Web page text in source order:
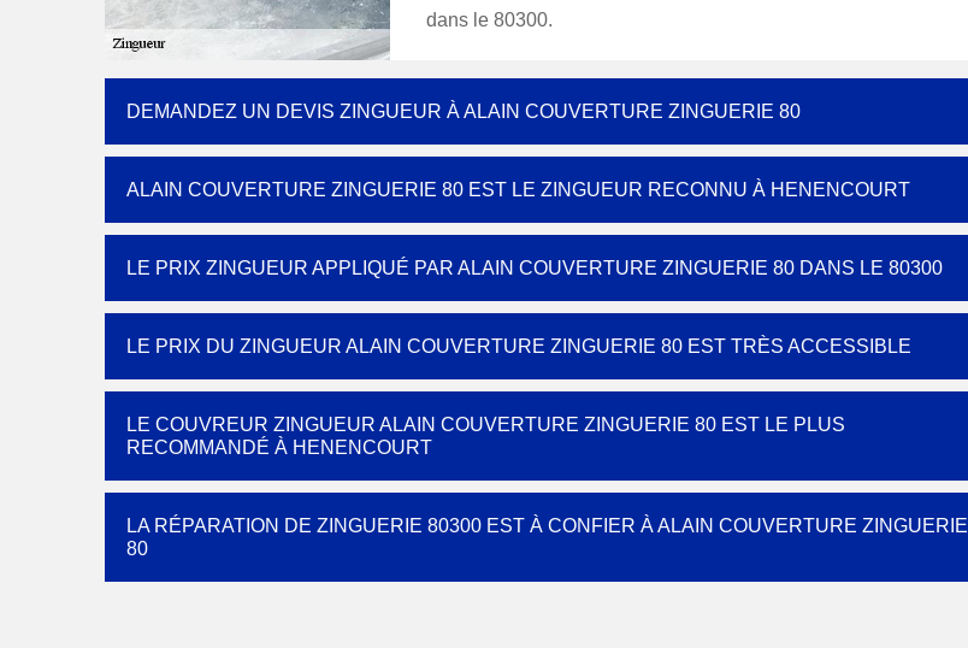
dans le 80300.
DEMANDEZ UN DEVIS ZINGUEUR À ALAIN COUVERTURE ZINGUERIE 80
ALAIN COUVERTURE ZINGUERIE 80 EST LE ZINGUEUR RECONNU À HENENCOURT
LE PRIX ZINGUEUR APPLIQUÉ PAR ALAIN COUVERTURE ZINGUERIE 80 DANS LE 80300
LE PRIX DU ZINGUEUR ALAIN COUVERTURE ZINGUERIE 80 EST TRÈS ACCESSIBLE
LE COUVREUR ZINGUEUR ALAIN COUVERTURE ZINGUERIE 80 EST LE PLUS
RECOMMANDÉ À HENENCOURT
LA RÉPARATION DE ZINGUERIE 80300 EST À CONFIER À ALAIN COUVERTURE ZINGUERIE
80